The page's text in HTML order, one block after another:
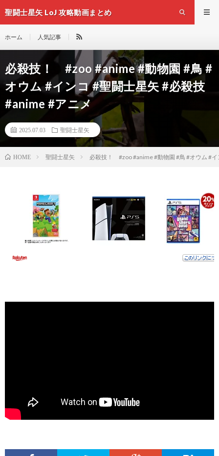
聖闘士星矢 LoJ 攻略動画まとめ
ホーム 人気記事
必殺技！ #zoo #anime #動物園 #鳥 #
オウム #インコ #聖闘士星矢 #必殺技
#anime #アニメ
2025.07.03 聖闘士星矢
HOME 聖闘士星矢 必殺技！ #zoo #anime #動物園 #鳥 #オウム #